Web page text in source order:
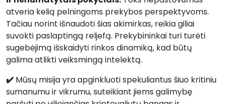
atveria kelią pelningoms prekybos perspektyvoms.
Tačiau norint išnaudoti šias akimirkas, reikia giliai
suvokti paslaptingą reljefą. Prekybininkai turi turėti
sugebėjimą išskaidyti rinkos dinamiką, kad būtų
galima atlikti veiksmingą intelektą.
✔️ Mūsų misija yra apginkluoti spekuliantus šiuo kritiniu
sumanumu ir vikrumu, suteikiant jiems galimybę